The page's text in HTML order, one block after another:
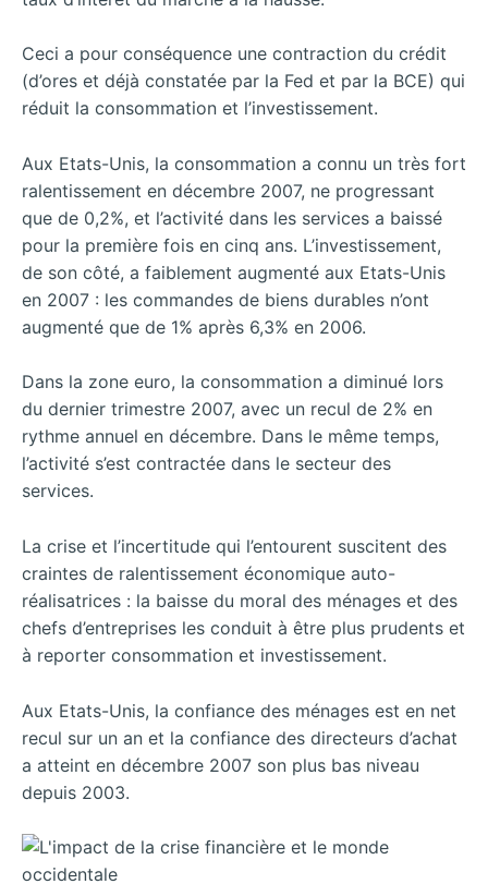
Ceci a pour conséquence une contraction du crédit
(d’ores et déjà constatée par la Fed et par la BCE) qui
réduit la consommation et l’investissement.
Aux Etats-Unis, la consommation a connu un très fort
ralentissement en décembre 2007, ne progressant
que de 0,2%, et l’activité dans les services a baissé
pour la première fois en cinq ans. L’investissement,
de son côté, a faiblement augmenté aux Etats-Unis
en 2007 : les commandes de biens durables n’ont
augmenté que de 1% après 6,3% en 2006.
Dans la zone euro, la consommation a diminué lors
du dernier trimestre 2007, avec un recul de 2% en
rythme annuel en décembre. Dans le même temps,
l’activité s’est contractée dans le secteur des
services.
La crise et l’incertitude qui l’entourent suscitent des
craintes de ralentissement économique auto-
réalisatrices : la baisse du moral des ménages et des
chefs d’entreprises les conduit à être plus prudents et
à reporter consommation et investissement.
Aux Etats-Unis, la confiance des ménages est en net
recul sur un an et la confiance des directeurs d’achat
a atteint en décembre 2007 son plus bas niveau
depuis 2003.